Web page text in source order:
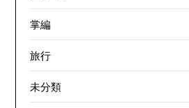
掌編
旅行
未分類